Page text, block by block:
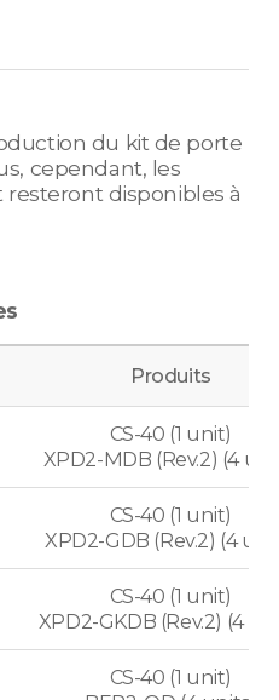
du kit de porte
cependant, les
disponibles à
Produits
CS-40 (1 unit)
XPD2-MDB (Rev.2) (4
CS-40 (1 unit)
XPD2-GDB (Rev.2) (4
CS-40 (1 unit)
XPD2-GKDB (Rev.2) (4
CS-40 (1 unit)